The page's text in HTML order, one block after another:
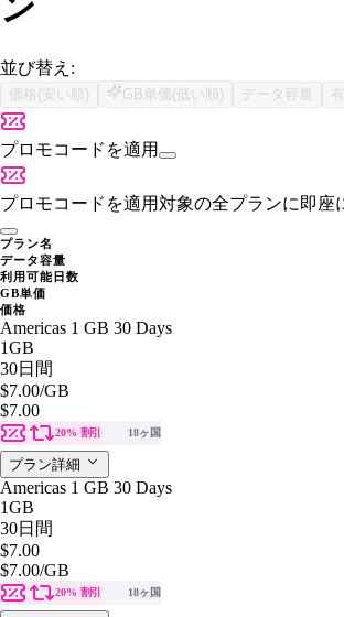
ン
並び替え:
価格(安い順) GB単価(低い順) データ容量
プロモコードを適用
プロモコードを適用対象の全プランに即座
プラン名
データ容量
利用可能日数
GB単価
価格
Americas 1 GB 30 Days
1GB
30日間
$7.00/GB
$7.00
20% 割引 18ヶ国
プラン詳細
Americas 1 GB 30 Days
1GB
30日間
$7.00
$7.00/GB
20% 割引 18ヶ国